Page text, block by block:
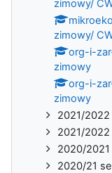
zimowy/
zimowy/
org-i-
zimowy
org-i-
zimowy
2021/
2021/
2020/
2020/21